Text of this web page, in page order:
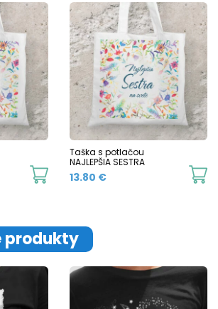
Taška s potlačou
NAJLEPŠIA SESTRA
13.80 €
produkty